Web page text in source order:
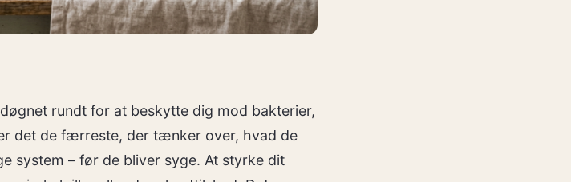
rundt for at beskytte dig mod bakterier,
det de færreste, der tænker over, hvad de
system – før de bliver syge. At styrke dit